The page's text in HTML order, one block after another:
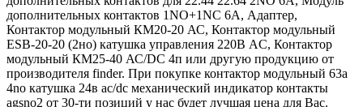
дополнительных контактов 1NO+1NC 6А, Адаптер,
Контактор модульный КМ20-20 АС, Контактор модульный
ESB-20-20 (2но) катушка управления 220В AC, Контактор
модульный КМ25-40 АС/DC 4п или другую продукцию от
производителя finder. При покупке контактор модульный 63а
4no катушка 24в ac/dc механический индикатор контакты
agsno2 от 30-ти позиций у нас будет лучшая цена для Вас.